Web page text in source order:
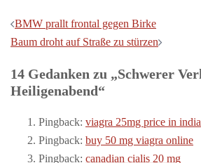
Beitragsnavigation
BMW prallt frontal gegen Birke
Baum droht auf Straße zu stürzen
14 Gedanken zu „Schwerer
Heiligenabend“
Pingback: viagra 25mg price in india
Pingback: buy 50 mg viagra online
Pingback: canadian cialis 20 mg